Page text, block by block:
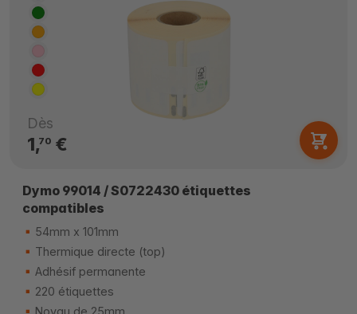
Dès
1,70€
Dymo 99014 / S0722430 étiquettes
compatibles
54mm x 101mm
Thermique directe (top)
Adhésif permanente
220 étiquettes
Noyau de 25mm